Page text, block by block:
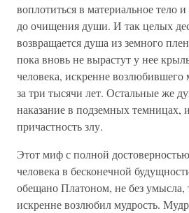
воплотиться в материальное тело
до очищения души. И так целых
возвращается душа из земного
пока вновь не вырастут у нее
человека, искренне возлюбившего
за три тысячи лет. Остальные же
наказание в подземных темницах,
причастность злу.
Этот миф с полной
человека в бесконечной
обещано Платоном, не без умысла,
искренне возлюбил мудрость.